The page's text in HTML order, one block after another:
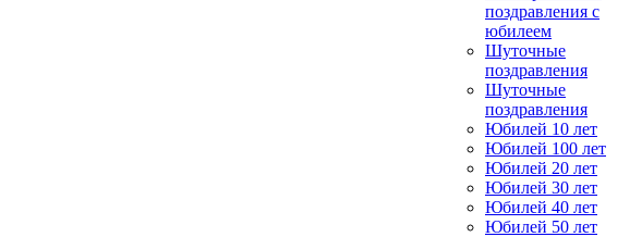
поздравления с
юбилеем
Шуточные
поздравления
Шуточные
поздравления
Юбилей 10 лет
Юбилей 100 лет
Юбилей 20 лет
Юбилей 30 лет
Юбилей 40 лет
Юбилей 50 лет